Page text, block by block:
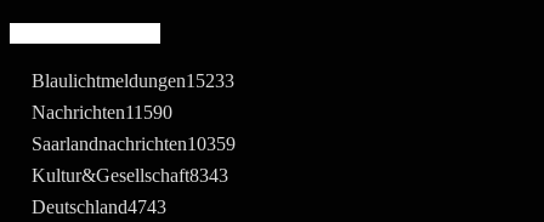
Blaulichtmeldungen15233
Nachrichten11590
Saarlandnachrichten10359
Kultur&Gesellschaft8343
Deutschland4743